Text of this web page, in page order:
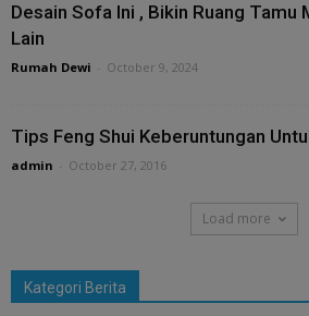
Desain Sofa Ini , Bikin Ruang Tamu
Lain
Rumah Dewi October 9, 2024
Tips Feng Shui Keberuntungan
admin October 27, 2016
Load more
Kategori Berita